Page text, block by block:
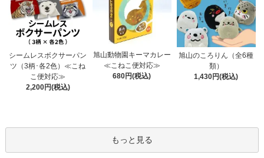
シームレスボクサーパン
ツ（3柄･各2色）≪こね
こ便対応≫
2,200円(税込)
旭山動物園キーマカレー
≪こねこ便対応≫
680円(税込)
旭山のころりん（全6種
類）
1,430円(税込)
もっと見る